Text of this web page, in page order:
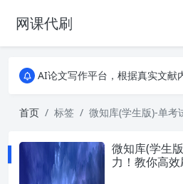
网课代刷
AI论文写作平台，根据真实文献
AI论文写作平台，根据真实文献
首页
标签 微知库(学生版)-单考
微知库(学生
力！教你高